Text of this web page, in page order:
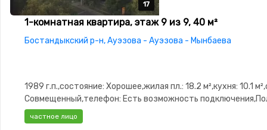
17
17
17
17
17
1-комнатная квартира, этаж 9 из 9, 40 м²
Бостандыкский р-н, Ауэзова - Ауэзова - Мынбаева
1989 г.п.,состояние: Хорошее,жилая пл.: 18.2 м²,кухня: 10.1
Совмещенный,телефон: Есть возможность
меблирована,Полностью меблирована,паркинг:
частное лицо